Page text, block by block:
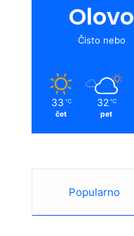
Olovo
Čisto nebo
33 ℃
čet
32 ℃
pet
Popularno